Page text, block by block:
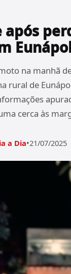
após
na manhã
rural de
cerca às
a Dia•21/07/2025